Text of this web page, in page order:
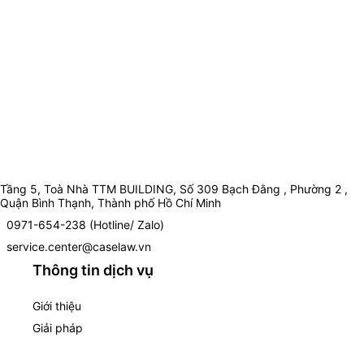
Tầng 5, Toà Nhà TTM BUILDING, Số 309 Bạch Đằng , Phường 2 ,
Quận Bình Thạnh, Thành phố Hồ Chí Minh
0971-654-238 (Hotline/ Zalo)
service.center@caselaw.vn
Thông tin dịch vụ
Giới thiệu
Giải pháp